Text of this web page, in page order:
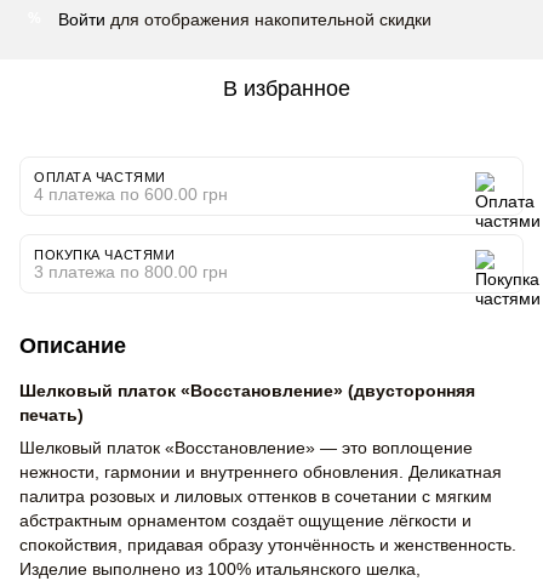
Войти для отображения накопительной скидки
В избранное
ОПЛАТА ЧАСТЯМИ
4 платежа по 600.00 грн
ПОКУПКА ЧАСТЯМИ
3 платежа по 800.00 грн
Описание
Шелковый платок «Восстановление» (двусторонняя
печать)
Шелковый платок «Восстановление» — это воплощение
нежности, гармонии и внутреннего обновления. Деликатная
палитра розовых и лиловых оттенков в сочетании с мягким
абстрактным орнаментом создаёт ощущение лёгкости и
спокойствия, придавая образу утончённость и женственность.
Изделие выполнено из 100% итальянского шелка,